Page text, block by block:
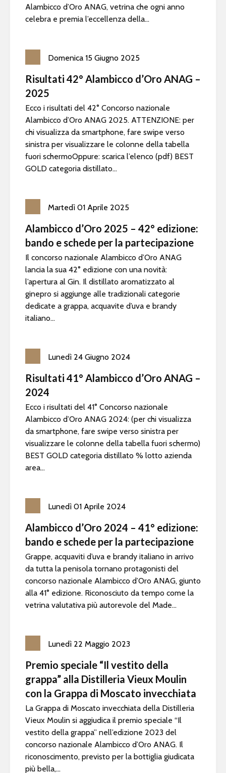
Alambicco d’Oro ANAG, vetrina che ogni anno
celebra e premia l’eccellenza della...
Domenica 15 Giugno 2025
Risultati 42° Alambicco d’Oro ANAG –
2025
Ecco i risultati del 42° Concorso nazionale
Alambicco d’Oro ANAG 2025. ATTENZIONE: per
chi visualizza da smartphone, fare swipe verso
sinistra per visualizzare le colonne della tabella
fuori schermoOppure: scarica l’elenco (pdf) BEST
GOLD categoria distillato...
Martedì 01 Aprile 2025
Alambicco d’Oro 2025 – 42° edizione:
bando e schede per la partecipazione
Il concorso nazionale Alambicco d’Oro ANAG
lancia la sua 42° edizione con una novità:
l’apertura al Gin. Il distillato aromatizzato al
ginepro si aggiunge alle tradizionali categorie
dedicate a grappa, acquavite d’uva e brandy
italiano...
Lunedì 24 Giugno 2024
Risultati 41° Alambicco d’Oro ANAG –
2024
Ecco i risultati del 41° Concorso nazionale
Alambicco d’Oro ANAG 2024: (per chi visualizza
da smartphone, fare swipe verso sinistra per
visualizzare le colonne della tabella fuori schermo)
BEST GOLD categoria distillato % lotto azienda
area...
Lunedì 01 Aprile 2024
Alambicco d’Oro 2024 – 41° edizione:
bando e schede per la partecipazione
Grappe, acquaviti d’uva e brandy italiano in arrivo
da tutta la penisola tornano protagonisti del
concorso nazionale Alambicco d’Oro ANAG, giunto
alla 41° edizione. Riconosciuto da tempo come la
vetrina valutativa più autorevole del Made...
Lunedì 22 Maggio 2023
Premio speciale “Il vestito della
grappa” alla Distilleria Vieux Moulin
con la Grappa di Moscato invecchiata
La Grappa di Moscato invecchiata della Distilleria
Vieux Moulin si aggiudica il premio speciale “Il
vestito della grappa” nell’edizione 2023 del
concorso nazionale Alambicco d’Oro ANAG. Il
riconoscimento, previsto per la bottiglia giudicata
più bella,...